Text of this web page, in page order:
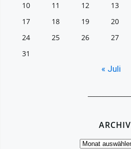
10
11 12 13
17
18 19 20
24
25 26 27
31
« Juli
ARCHIV
Archiv